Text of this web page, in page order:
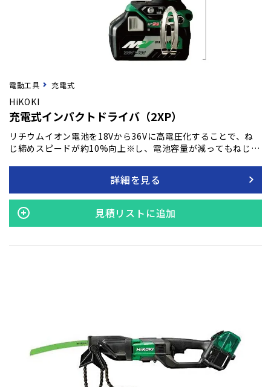
電動工具 充電式
HiKOKI
充電式インパクトドライバ（2XP）
リチウムイオン電池を18Vから36Vに高電圧化することで、ね
じ締めスピードが約10%向上※し、電池容量が減ってもねじ締
られ、連続で作業しても、18V製品より止まりにくくなりまし
た。 ※HiKOKI製品18V コードレスインパクトドライバ WH 18
DDL2 との比較。 条件：金物ビスΦ7×120mm ラワン材・下
穴なし（70本締付け平均）
詳細を見る
見積リストに追加